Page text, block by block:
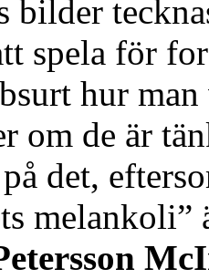
bilder
spela för
hur
om de är
det,
melankoli”